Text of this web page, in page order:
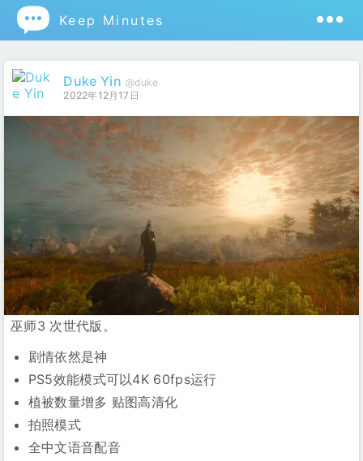
 Keep Minutes
Duke Yin @duke
2022年12月17日
巫师3 次世代版。
剧情依然是神
PS5效能模式可以4K 60fps运行
植被数量增多 贴图高清化
拍照模式
全中文语音配音